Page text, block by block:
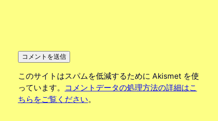
このサイトはスパムを低減するために Akismet を使
っています。
コメントデータの処理方法の詳細はこ
ちらをご覧ください。